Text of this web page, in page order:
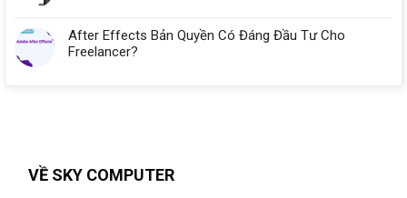
Cho
After Effects Bản Quyền Có Đáng Đầu Tư Cho
Freelancer?
VỀ SKY COMPUTER